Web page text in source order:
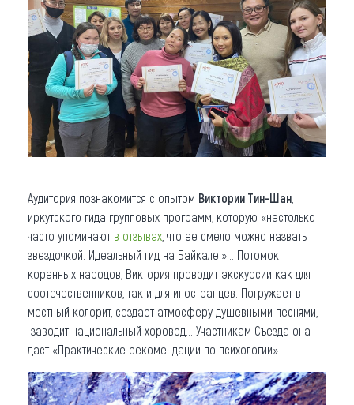
Аудитория познакомится с опытом Виктории Тин-Шан
иркутского гида групповых программ, которую «настолько
часто упоминают в отзывах , что ее смело можно назвать
звездочкой. Идеальный гид на Байкале!»... Потомок
коренных народов, Виктория проводит экскурсии как для
соотечественников, так и для иностранцев. Погружает в
местный колорит, создает атмосферу душевными песнями,
заводит национальный хоровод… Участникам Съезда она
даст «Практические рекомендации по психологии».